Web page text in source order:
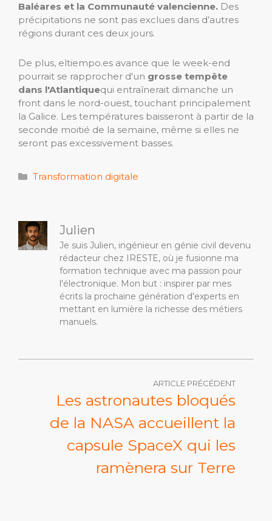
Baléares et la Communauté valencienne. Des
précipitations ne sont pas exclues dans d’autres
régions durant ces deux jours.
De plus, eltiempo.es avance que le week-end
pourrait se rapprocher d'un grosse tempête
dans l'Atlantiquequi entraînerait dimanche un
front dans le nord-ouest, touchant principalement
la Galice. Les températures baisseront à partir de la
seconde moitié de la semaine, même si elles ne
seront pas excessivement basses.
Catégories
Transformation digitale
Julien
Je suis Julien, ingénieur en génie civil devenu
rédacteur chez IRESTE, où je fusionne ma
formation technique avec ma passion pour
l'électronique. Mon but : inspirer par mes
écrits la prochaine génération d'experts en
mettant en lumière la richesse des métiers
manuels.
ARTICLE PRÉCÉDENT
Les astronautes bloqués
de la NASA accueillent la
capsule SpaceX qui les
ramènera sur Terre